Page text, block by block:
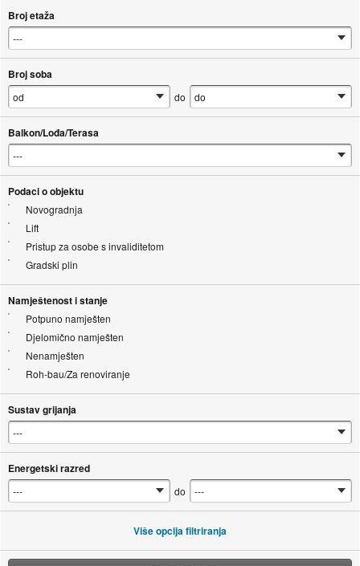
Broj etaža
Broj soba
do
Balkon/Lođa/Terasa
Podaci o objektu
Novogradnja
Lift
Pristup za osobe s invaliditetom
Gradski plin
Namještenost i stanje
Potpuno namješten
Djelomično namješten
Nenamješten
Roh-bau/Za renoviranje
Sustav grijanja
Energetski razred
do
Više opcija filtriranja